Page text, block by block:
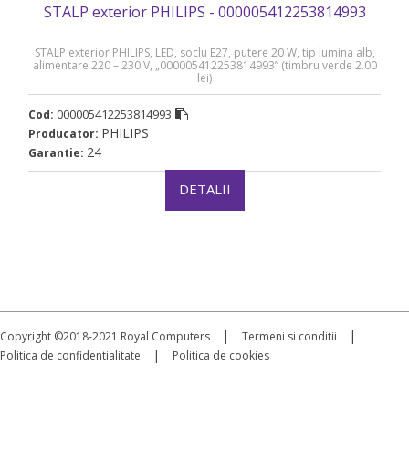
STALP exterior PHILIPS - 000005412253814993
STALP exterior PHILIPS, LED, soclu E27, putere 20 W, tip lumina alb,
alimentare 220 – 230 V, „000005412253814993” (timbru verde 2.00
lei)
Cod: 000005412253814993
Producator: PHILIPS
Garantie: 24
DETALII
Copyright ©2018-2021 Royal Computers | Termeni si conditii |
Politica de confidentialitate | Politica de cookies